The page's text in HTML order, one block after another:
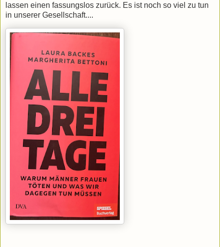
lassen einen fassungslos zurück. Es ist noch so viel zu tun
in unserer Gesellschaft....